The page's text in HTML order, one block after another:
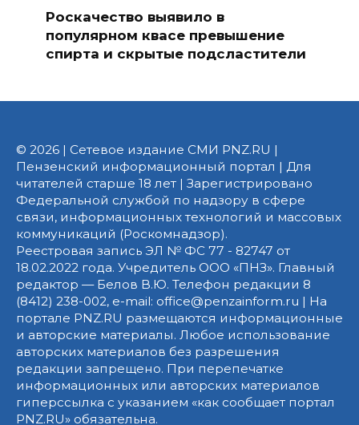
Роскачество выявило в
популярном квасе превышение
спирта и скрытые подсластители
© 2026 | Сетевое издание СМИ PNZ.RU |
Пензенский информационный портал | Для
читателей старше 18 лет | Зарегистрировано
Федеральной службой по надзору в сфере
связи, информационных технологий и массовых
коммуникаций (Роскомнадзор).
Реестровая запись ЭЛ № ФС 77 - 82747 от
18.02.2022 года. Учредитель ООО «ПНЗ». Главный
редактор — Белов В.Ю. Телефон редакции 8
(8412) 238-002, e-mail: office@penzainform.ru | На
портале PNZ.RU размещаются информационные
и авторские материалы. Любое использование
авторских материалов без разрешения
редакции запрещено. При перепечатке
информационных или авторских материалов
гиперссылка с указанием «как сообщает портал
PNZ.RU» обязательна.